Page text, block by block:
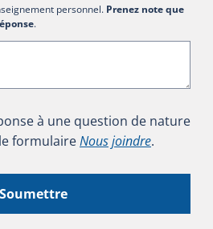
personnel. Prenez note que
.
à une question de nature
formulaireNous joindre.
Soumettre